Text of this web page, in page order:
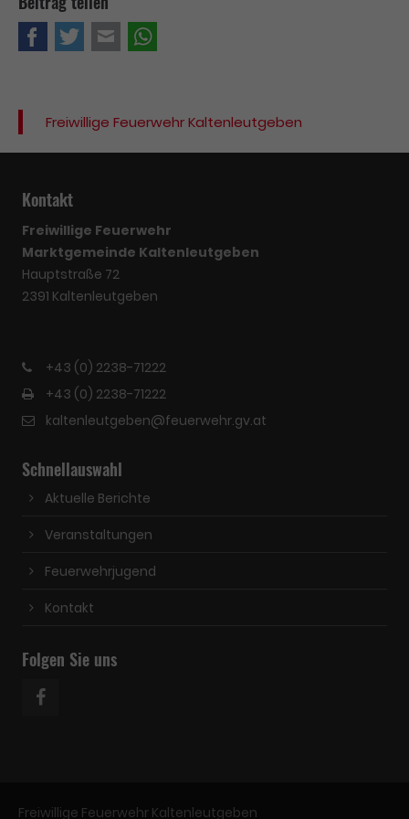
Facebook
Twitter E-mail
Freiwillige Feuerwehr Kaltenleutgeben
Kontakt
Freiwillige Feuerwehr
Marktgemeinde Kaltenleutgeben
Hauptstraße 72
2391 Kaltenleutgeben
+43 (0) 2238-71222
+43 (0) 2238-71222
kaltenleutgeben@feuerwehr.gv.at
Schnellauswahl
Aktuelle Berichte
Veranstaltungen
Feuerwehrjugend
Kontakt
Folgen Sie uns
Freiwillige Feuerwehr Kaltenleutgeben